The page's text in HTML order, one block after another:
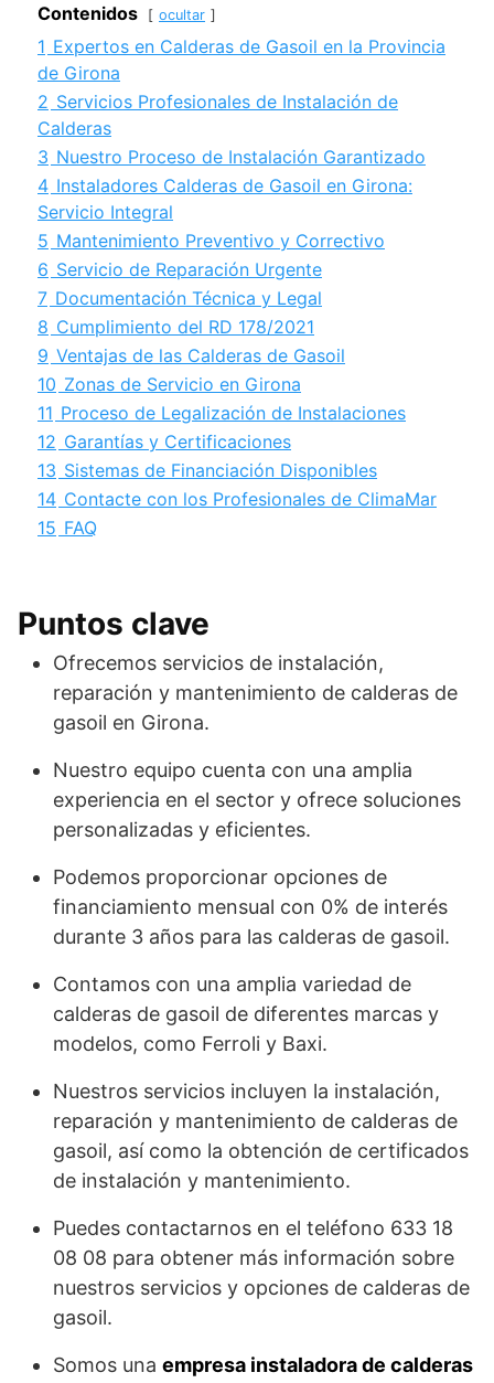
Contenidos ocultar
1 Expertos en Calderas de Gasoil en la Provincia
de Girona
2 Servicios Profesionales de Instalación de
Calderas
3 Nuestro Proceso de Instalación Garantizado
4 Instaladores Calderas de Gasoil en Girona:
Servicio Integral
5 Mantenimiento Preventivo y Correctivo
6 Servicio de Reparación Urgente
7 Documentación Técnica y Legal
8 Cumplimiento del RD 178/2021
9 Ventajas de las Calderas de Gasoil
10 Zonas de Servicio en Girona
11 Proceso de Legalización de Instalaciones
12 Garantías y Certificaciones
13 Sistemas de Financiación Disponibles
14 Contacte con los Profesionales de ClimaMar
15 FAQ
Puntos clave
Ofrecemos servicios de instalación,
reparación y mantenimiento de calderas de
gasoil en Girona.
Nuestro equipo cuenta con una amplia
experiencia en el sector y ofrece soluciones
personalizadas y eficientes.
Podemos proporcionar opciones de
financiamiento mensual con 0% de interés
durante 3 años para las calderas de gasoil.
Contamos con una amplia variedad de
calderas de gasoil de diferentes marcas y
modelos, como Ferroli y Baxi.
Nuestros servicios incluyen la instalación,
reparación y mantenimiento de calderas de
gasoil, así como la obtención de certificados
de instalación y mantenimiento.
Puedes contactarnos en el teléfono 633 18
08 08 para obtener más información sobre
nuestros servicios y opciones de calderas de
gasoil.
Somos una empresa instaladora de calderas